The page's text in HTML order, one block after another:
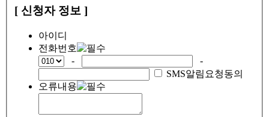
[ 신청자 정보 ]
아이디
전화번호
-
-
SMS알림요청동의
오류내용